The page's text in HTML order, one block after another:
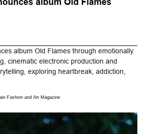
album Old Flames through emotionally
cinematic electronic production and
exploring heartbreak, addiction,
Fashion and Art Magazine